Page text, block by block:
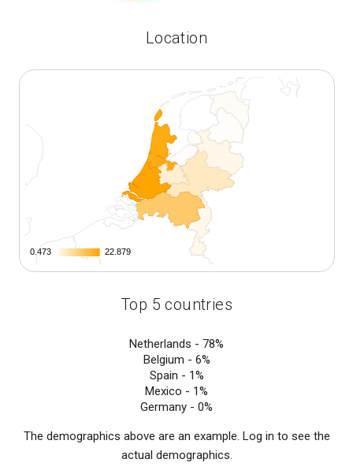
Location
0.473
0.473 22.879
22.879
Top 5 countries
Netherlands - 78%
Belgium - 6%
Spain - 1%
Mexico - 1%
Germany - 0%
The demographics above are an example. Log in to see the
actual demographics.